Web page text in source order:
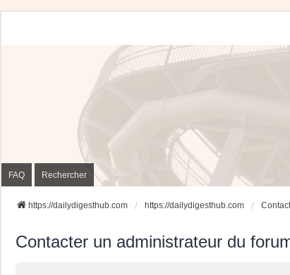
FAQ Rechercher
https://dailydigesthub.com https://dailydigesthub.com
Contacter un administrateur du